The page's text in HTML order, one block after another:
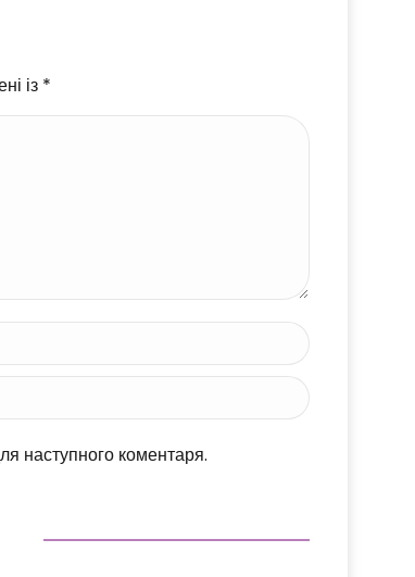
із *
наступного коментаря.